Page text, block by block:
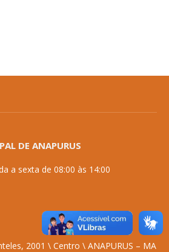
DE ANAPURUS
a sexta de 08:00 às 14:00
2001 \ Centro \ ANAPURUS – MA